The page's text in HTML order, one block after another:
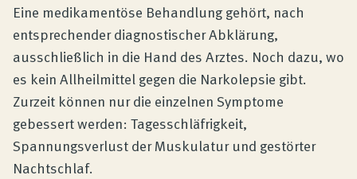
Eine medikamentöse Behandlung gehört, nach
entsprechender diagnostischer Abklärung,
ausschließlich in die Hand des Arztes. Noch dazu, wo
es kein Allheilmittel gegen die Narkolepsie gibt.
Zurzeit können nur die einzelnen Symptome
gebessert werden: Tagesschläfrigkeit,
Spannungsverlust der Muskulatur und gestörter
Nachtschlaf.